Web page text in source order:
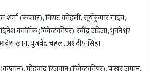
शर्मा (कप्तान), विराट कोहली, सूर्यकुमार यादव,
कार्तिक (विकेटकीपर), रवींद्र जडेजा, भुवनेश्वर
खान, युजवेंद्र चहल, अर्शदीप सिंह।